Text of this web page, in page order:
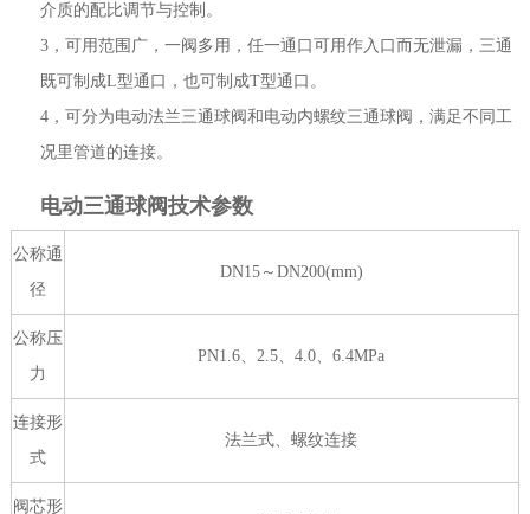
介质的配比调节与控制。
3，可用范围广，一阀多用，任一通口可用作入口而无泄漏，三通
既可制成L型通口，也可制成T型通口。
4，可分为电动法兰三通球阀和电动内螺纹三通球阀，满足不同工
况里管道的连接。
电动三通球阀技术参数
公称通
径
DN15～DN200(mm)
公称压
力
PN1.6、2.5、4.0、6.4MPa
连接形
式
法兰式、螺纹连接
阀芯形